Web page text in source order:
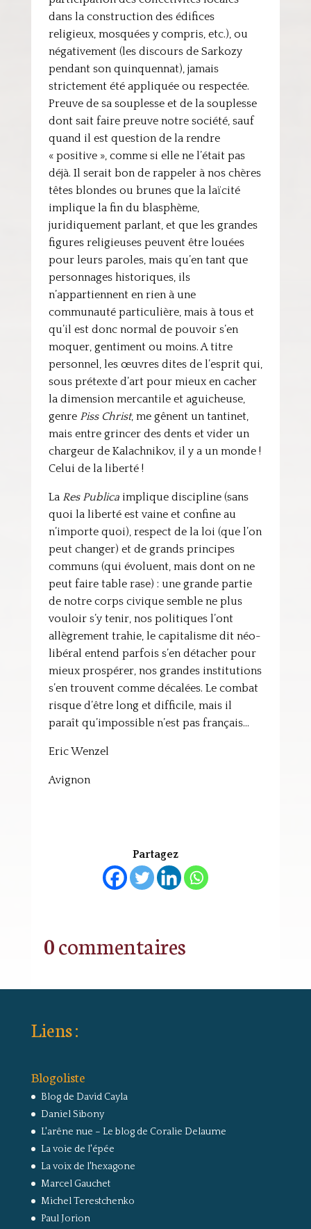
dans la construction des édifices
religieux, mosquées y compris, etc.), ou
négativement (les discours de Sarkozy
pendant son quinquennat), jamais
strictement été appliquée ou respectée.
Preuve de sa souplesse et de la souplesse
dont sait faire preuve notre société, sauf
quand il est question de la rendre
« positive », comme si elle ne l’était pas
déjà. Il serait bon de rappeler à nos chères
têtes blondes ou brunes que la laïcité
implique la fin du blasphème,
juridiquement parlant, et que les grandes
figures religieuses peuvent être louées
pour leurs paroles, mais qu’en tant que
personnages historiques, ils
n’appartiennent en rien à une
communauté particulière, mais à tous et
qu’il est donc normal de pouvoir s’en
moquer, gentiment ou moins. A titre
personnel, les œuvres dites de l’esprit qui,
sous prétexte d’art pour mieux en cacher
la dimension mercantile et aguicheuse,
genre Piss Christ, me gênent un tantinet,
mais entre grincer des dents et vider un
chargeur de Kalachnikov, il y a un monde !
Celui de la liberté !
La Res Publicaimplique discipline (sans
quoi la liberté est vaine et confine au
n’importe quoi), respect de la loi (que l’on
peut changer) et de grands principes
communs (qui évoluent, mais dont on ne
peut faire table rase) : une grande partie
de notre corps civique semble ne plus
vouloir s’y tenir, nos politiques l’ont
allègrement trahie, le capitalisme dit néo-
libéral entend parfois s’en détacher pour
mieux prospérer, nos grandes institutions
s’en trouvent comme décalées. Le combat
risque d’être long et difficile, mais il
paraît qu’impossible n’est pas français…
Eric Wenzel
Avignon
Partagez
0 commentaires
Liens :
Blogoliste
Blog de David Cayla
Daniel Sibony
L'arêne nue – Le blog de Coralie Delaume
La voie de l'épée
La voix de l'hexagone
Marcel Gauchet
Michel Terestchenko
Paul Jorion